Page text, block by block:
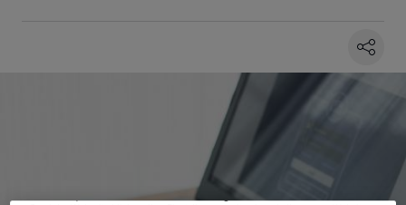
-Partner speichern und greifen auf personenbezogene Daten
wie Browserdaten oder eindeutige Kennungen auf Ihrem Gerät zu. Durch Auswahl
von OK aktivieren Sie Tracking-Technologien für die unter „Wir und unsere
Partner verarbeiten Daten, um Ihnen Dienste bereitzustellen“ aufgeführten
Zwecke. Wenn Tracker deaktiviert sind, sind manche Inhalte und Anzeigen
möglicherweise nicht mehr so relevant für Sie. Sie können dieses Menü jederzeit
wieder aufrufen, um Ihre Einstellungen zu ändern oder Ihre Einwilligung zu
widerrufen, indem Sie auf den Link Einstellungen oder Ablehnen am unteren